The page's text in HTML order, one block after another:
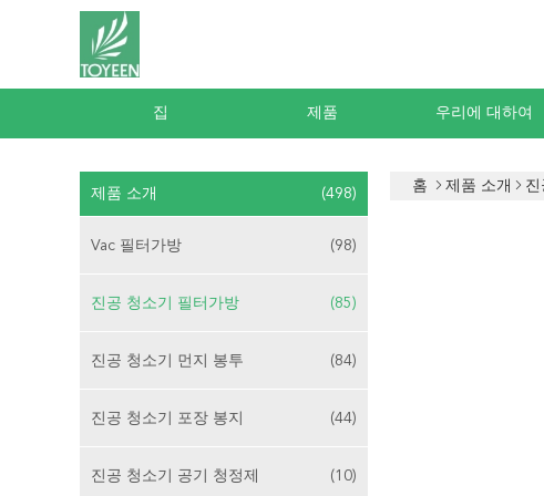
집 제품 우리에 대하여
제품 소개 (498)
Vac 필터가방 (98)
진공 청소기 필터가방 (85)
진공 청소기 먼지 봉투 (84)
진공 청소기 포장 봉지 (44)
진공 청소기 공기 청정제 (10)
홈 제품 소개